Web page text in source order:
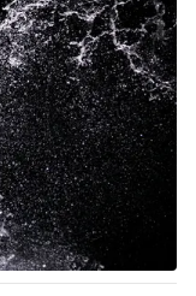
có sự chấp
khi phát hành lại